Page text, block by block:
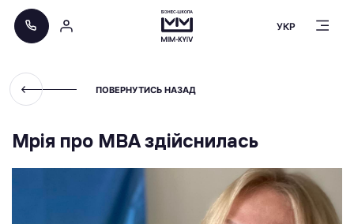
УКР
ПОВЕРНУТИСЬ НАЗАД
Мрія про МВА здійснилась